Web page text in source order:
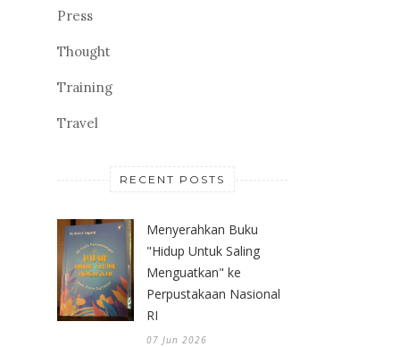
Press
Thought
Training
Travel
RECENT POSTS
Menyerahkan Buku
"Hidup Untuk Saling
Menguatkan" ke
Perpustakaan Nasional
RI
07 Jun 2026